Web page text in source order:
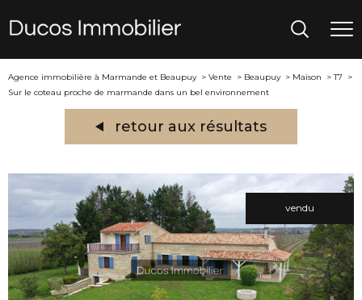
Agence immobilière à Marmande et Beaupuy Vente Beaupuy Maison
T7
Sur le coteau proche de marmande dans un bel environnement
retour aux résultats
vendu